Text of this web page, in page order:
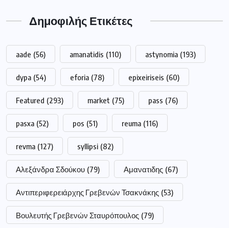
Δημοφιλής Ετικέτες
aade (56) amanatidis (110) astynomia (193)
dypa (54) eforia (78) epixeiriseis (60)
Featured (293) market (75) pass (76)
pasxa (52) pos (51) reuma (116)
revma (127) syllipsi (82)
Αλεξάνδρα Σδούκου (79) Αμανατιδης (67)
Αντιπεριφερειάρχης Γρεβενών Τσακνάκης (53)
Βουλευτής Γρεβενών Σταυρόπουλος (79)